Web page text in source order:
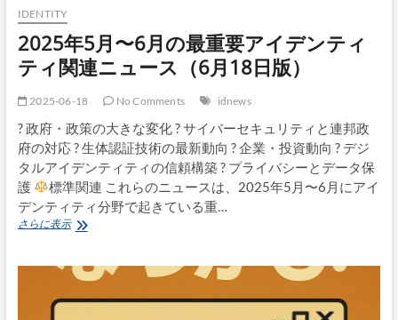
～
深
刻
な
視
問
題
–
米
国
会
計
検
院
報
告
IDENTITY
2025年5月〜6月の最重要アイデンティ
ティ関連ニュース（6月18日版）
2025-06-18 No Comments idnews
?政府・政策の大きな変化 ? サイバーセキュリティと連邦政
府の対応 ? 生体認証技術の最新動向 ? 企業・投資動向 ? デジ
タルアイデンティティの信頼構築 ? プライバシーとデータ保
護
標準関連 これらのニュースは、2025年5月〜6月にアイ
デンティティ分野で起きている重…
さらに表示2025
月〜
月